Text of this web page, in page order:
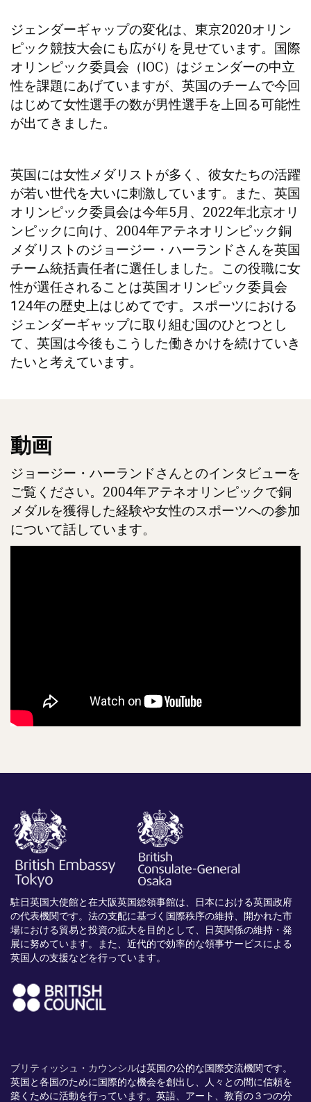
ジェンダーギャップの変化は、東京2020オリン
ピック競技大会にも広がりを見せています。国際
オリンピック委員会（IOC）はジェンダーの中立
性を課題にあげていますが、英国のチームで今回
はじめて女性選手の数が男性選手を上回る可能性
が出てきました。
英国には女性メダリストが多く、彼女たちの活躍
が若い世代を大いに刺激しています。また、英国
オリンピック委員会は今年5月、2022年北京オリ
ンピックに向け、2004年アテネオリンピック銅
メダリストのジョージー・ハーランドさんを英国
チーム統括責任者に選任しました。この役職に女
性が選任されることは英国オリンピック委員会
124年の歴史上はじめてです。スポーツにおける
ジェンダーギャップに取り組む国のひとつとし
て、英国は今後もこうした働きかけを続けていき
たいと考えています。
動画
ジョージー・ハーランドさんとのインタビューを
ご覧ください。2004年アテネオリンピックで銅
メダルを獲得した経験や女性のスポーツへの参加
について話しています。
駐日英国大使館と在大阪英国総領事館は、日本における英国政府
の代表機関です。法の支配に基づく国際秩序の維持、開かれた市
場における貿易と投資の拡大を目的として、日英関係の維持・発
展に努めています。また、近代的で効率的な領事サービスによる
英国人の支援などを行っています。
ブリティッシュ・カウンシルは英国の公的な国際交流機関です。
英国と各国のために国際的な機会を創出し、
人々との間に信頼を
築くために活動を行っています。英語、 アート、 教育の３つの分